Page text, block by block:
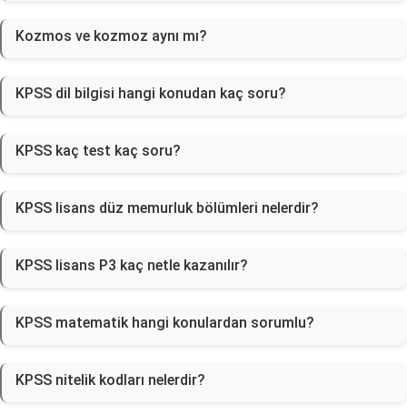
Kozmos ve kozmoz aynı mı?
KPSS dil bilgisi hangi konudan kaç soru?
KPSS kaç test kaç soru?
KPSS lisans düz memurluk bölümleri nelerdir?
KPSS lisans P3 kaç netle kazanılır?
KPSS matematik hangi konulardan sorumlu?
KPSS nitelik kodları nelerdir?